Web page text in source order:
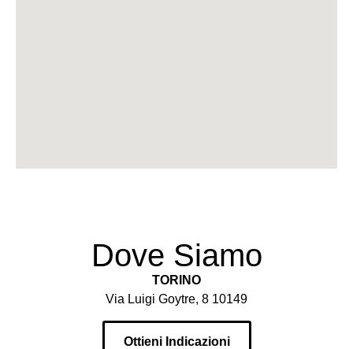
Dove Siamo
TORINO
Via Luigi Goytre, 8 10149
Ottieni Indicazioni